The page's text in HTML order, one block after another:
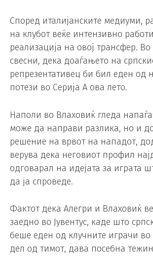
Според италијанските медиуми,
на клубот веќе интензивно
реализација на овој трансфер. Во
свесни, дека доаѓањето на
репрезентативец би бил еден од
потези во Серија А ова лето.
Наполи во Влаховиќ гледа
може да направи разлика, но и
решение на врвот на нападот,
верува дека неговиот профил
одговарал на идејата за играта
да ја спроведе.
Фактот дека Алегри и Влаховиќ
заедно во Јувентус, каде што
беше еден од клучните играчи
дел од тимот, дава посебна